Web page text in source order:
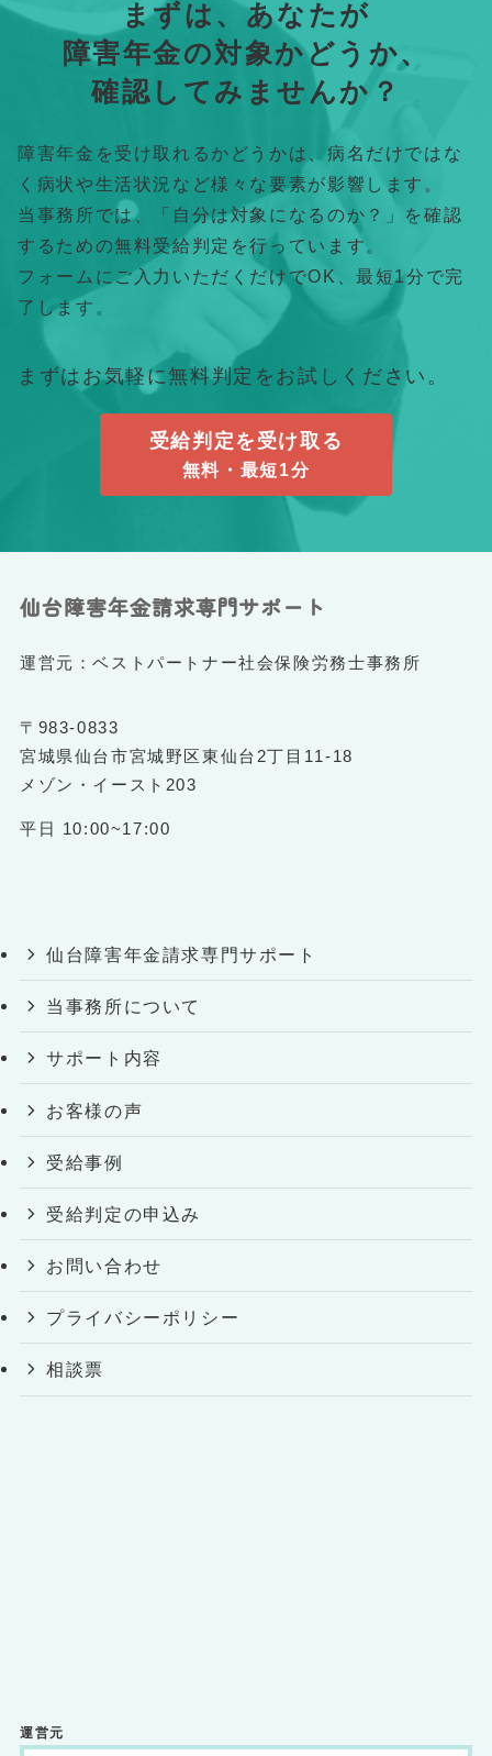
まずは、あなたが
障害年金の対象かどうか、
確認してみませんか？
障害年金を受け取れるかどうかは、病名だけではな
く病状や生活状況など様々な要素が影響します。
当事務所では、「自分は対象になるのか？」を確認
するための無料受給判定を行っています。
フォームにご入力いただくだけでOK、最短1分で完
了します。
まずはお気軽に無料判定をお試しください。
受給判定を受け取る
無料・最短1分
仙台障害年金請求専門サポート
運営元：ベストパートナー社会保険労務士事務所
〒983-0833
宮城県仙台市宮城野区東仙台2丁目11-18
メゾン・イースト203
平日 10:00~17:00
仙台障害年金請求専門サポート
当事務所について
サポート内容
お客様の声
受給事例
受給判定の申込み
お問い合わせ
プライバシーポリシー
相談票
運営元